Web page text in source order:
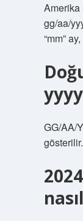
Amerika
gg/aa/
“mm”
GG/AA/
gösterilir.